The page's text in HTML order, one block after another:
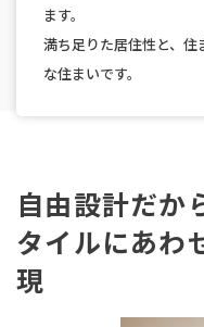
ます。
満ち足りた居住性と、住
な住まいです。
自由設計だか
タイルにあわ
現